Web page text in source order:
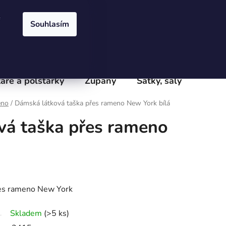
Souhlasím
KOŠÍK
a polštářky Župany Šátky, šály
/ Dámská látková taška přes rameno New York bílá
taška přes rameno
rameno New York
Skladem (>5 ks)